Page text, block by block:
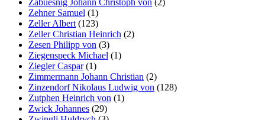
Zehner Samuel (1)
Zeller Albert (123)
Zeller Christian Heinrich (2)
Zesen Philipp von (3)
Ziegenspeck Michael (1)
Ziegler Caspar(1)
Zimmermann Johann Christian (2)
Zinzendorf Nikolaus Ludwig von (128)
Zutphen Heinrich von (1)
Zwick Johannes (29)